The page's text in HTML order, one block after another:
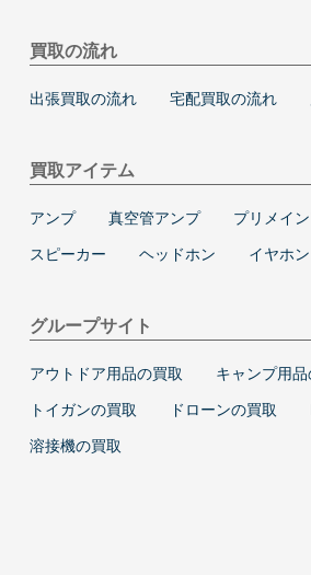
買取の流れ
出張買取の流れ 宅配買取の流れ
買取アイテム
アンプ 真空管アンプ プリメイ
スピーカー ヘッドホン イヤホン
グループサイト
アウトドア用品の買取 キャンプ用品
トイガンの買取 ドローンの買取
溶接機の買取